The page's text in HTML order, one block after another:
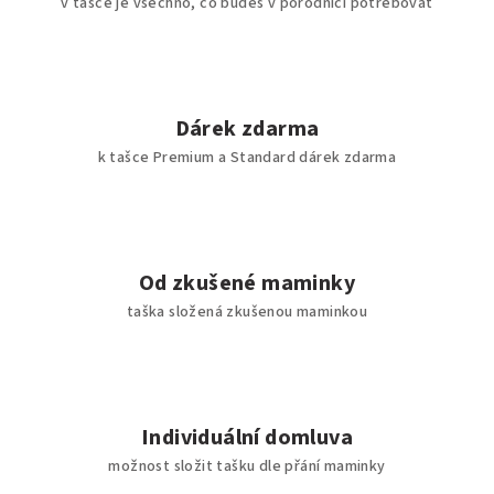
Dárek zdarma
k tašce Premium a Standard dárek zdarma
Od zkušené maminky
taška složená zkušenou maminkou
Individuální domluva
možnost složit tašku dle přání maminky